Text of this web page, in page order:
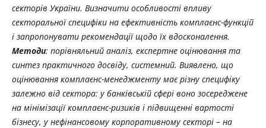
секторів України. Визначити особливості впливу
секторальної специфіки на ефективність комплаєнс-функцій
і запропонувати рекомендації щодо їх вдосконалення.
Методи: порівняльний аналіз, експертне оцінювання та
синтез практичного досвіду, системний. Виявлено, що
оцінювання комплаєнс-менеджменту має різну специфіку
залежно від сектора: у банківській сфері воно зосереджене
на мінімізації комплаєнс-ризиків і підвищенні вартості
бізнесу, у нефінансовому корпоративному секторі – на